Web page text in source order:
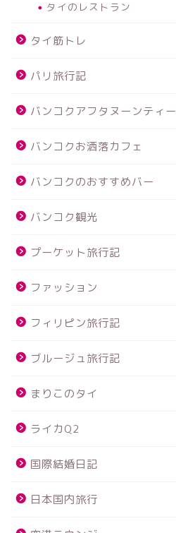
タイのレストラン
タイ筋トレ
パリ旅行記
バンコクアフタヌーンティー
バンコクお洒落カフェ
バンコクのおすすめバー
バンコク観光
プーケット旅行記
ファッション
フィリピン旅行記
ブルージュ旅行記
まりこのタイ
ライカQ2
国際結婚日記
日本国内旅行